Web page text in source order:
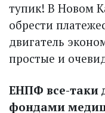
тупик! В Новом
обрести
двигатель
простые и
ЕНПФ все-таки
фондами